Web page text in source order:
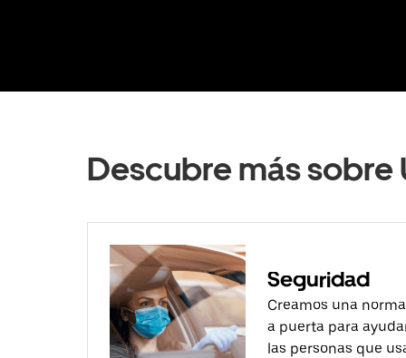
Descubre más sobre
Seguridad
Creamos una
a puerta para
las personas que